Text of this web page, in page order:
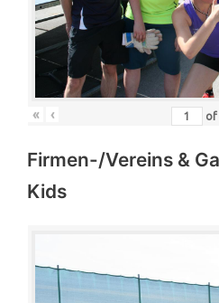
« ‹ of
Firmen-/Vereins &
Kids